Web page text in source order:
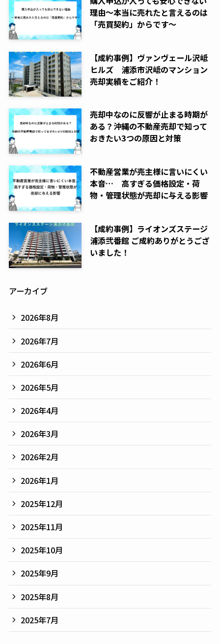
理由～本当に売れたと言えるのは
「売買契約」からです～
【成約事例】ヴァンヴェール沢岻
ヒルズ 浦添市沢岻のマンション
売却実績をご紹介！
売却中なのに反響が止まる時期が
ある？沖縄の不動産売却で知って
おきたい3つの原因と対策
不動産営業が売主様に言いにくい
本音… 高すぎる価格設定・荷
物・管理状態が売却に与える影響
【成約事例】ライオンズステージ
浦添弐番館 ご成約ありがとうござ
いました！
アーカイブ
2026年8月
2026年7月
2026年6月
2026年5月
2026年4月
2026年3月
2026年2月
2026年1月
2025年12月
2025年11月
2025年10月
2025年9月
2025年8月
2025年7月